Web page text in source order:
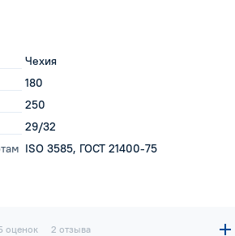
Чехия
180
250
29/32
ISO 3585, ГОСТ 21400-75
оценок 2 отзыва